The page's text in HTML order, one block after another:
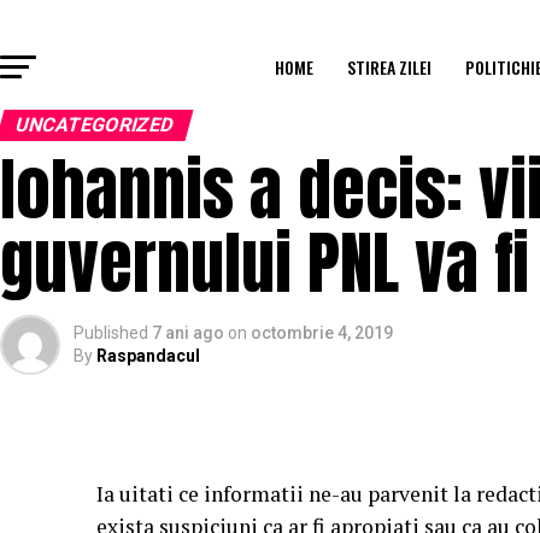
HOME STIREA ZILEI
UNCATEGORIZED
Iohannis a decis:
guvernului PNL va
Published 7 ani ago on octombrie 4, 2019
By Raspandacul
Ia uitati ce informatii ne-au parvenit la
exista suspiciuni ca ar fi apropiati sau ca au